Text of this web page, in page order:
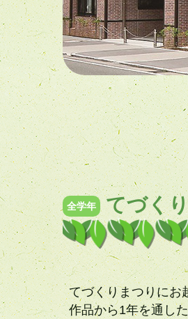
全学年 てづく
てづくりまつりにお
作品から1年を通し